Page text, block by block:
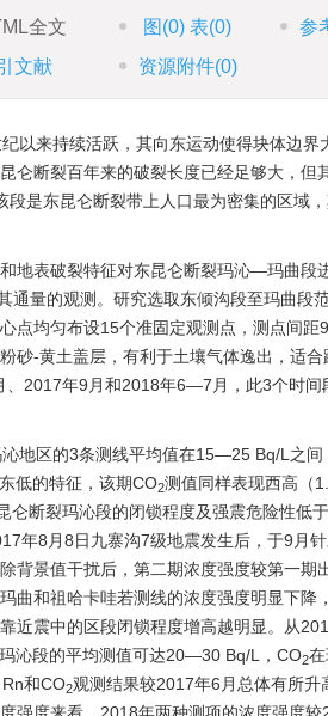
全文 图 (0)表(0) 参
文献 资源附件(0)
以来持续活跃，其向东运动使得块体边界
仑断裂百年来的破裂长度已经足够大，
是东昆仑断裂带上人口最为密集的区域
地表破裂特征对东昆仑断裂玛沁—玛曲段
通量的观测。研究选取东倾沟段至玛曲段
点均匀布设15个准固定观测点，测点间距
砂-黄土盖层，有利于土壤气体逸出，适
2017年9月和2018年6—7月，此3个时间
地区的3条测线平均值在15—25 Bq/L之间
低的特征，该期CO2测值同样表现西高（
断裂玛沁段的闭锁程度及强震危险性低
年8月8日九寨沟7级地震发生后，于9月
背景值干扰后，第二期浓度强度较第一期
曲和祖哈卡哇若测线的浓度强度明显下降
近震中的区段闭锁程度增高越明显。从
沁段的平均测值可达20—30 Bq/L，CO2
和CO2观测结果较2017年6月总体有所升